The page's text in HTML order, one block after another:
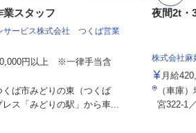
業スタッフ
サービス株式会社 つくば営業
円以上 ※一律手当含
くば市みどりの東（つくば
レス「みどりの駅」から車...
夜間2t・
株式会社麻
月給
（車庫）
宮322-1